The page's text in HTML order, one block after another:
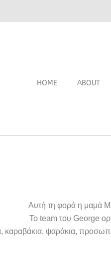
HOME ABOUT
Αυτή τη φορά η μαμά
Το team του George
ψαράκια,